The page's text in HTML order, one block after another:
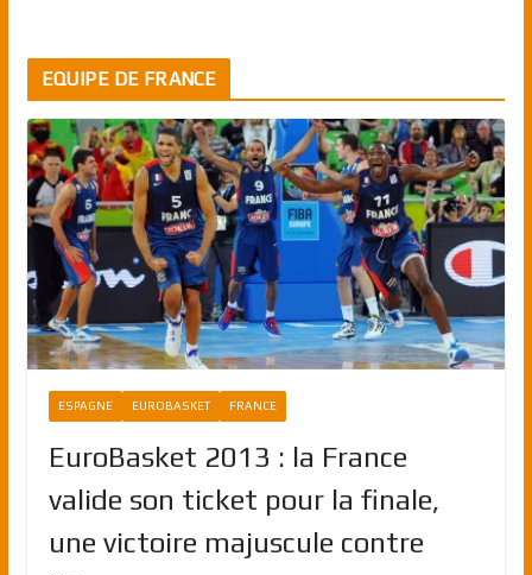
EQUIPE DE FRANCE
ESPAGNE EUROBASKET FRANCE
EuroBasket 2013 : la France
valide son ticket pour la finale,
une victoire majuscule contre